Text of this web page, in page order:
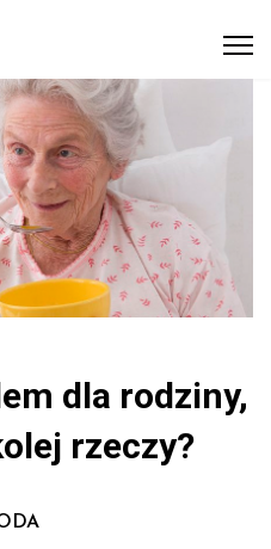
dla rodziny,
rzeczy?